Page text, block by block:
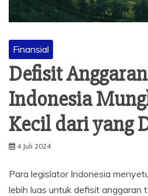
Finansial
Defisit
Indonesia
Kecil dari yang
4 Juli 2024
Para legislator Indonesia
lebih luas untuk defisit anggaran